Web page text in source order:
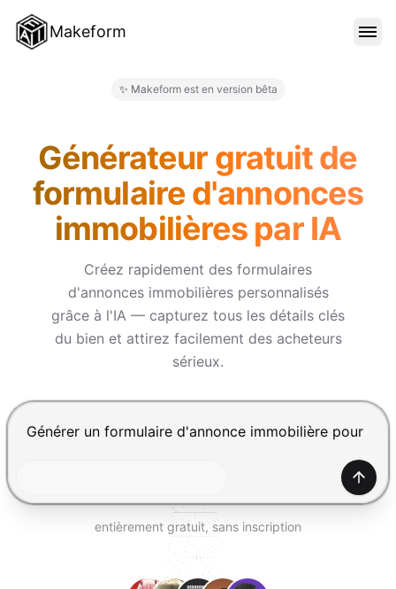
Makeform
BLOG
SE CONNECTER
ESSAYER GRATUITEMENT
✨ Makeform est en version bêta
Générateur gratuit de
formulaire d'annonces
immobilières par IA
Créez rapidement des formulaires
d'annonces immobilières personnalisés
grâce à l'IA — capturez tous les détails clés
du bien et attirez facilement des acheteurs
sérieux.
Appuyez sur Entrée pour envoyer, Maj+Entrée pour
entièrement gratuit, sans inscription